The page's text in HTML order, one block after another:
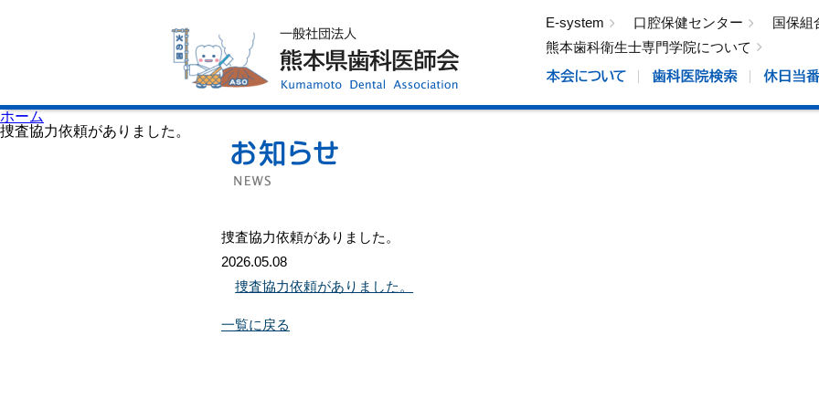
E-system 口腔保健センター
国保組
熊本歯科衛生士専門学院について
ホーム
捜査協力依頼がありました。
捜査協力依頼がありました。
2026.05.08
捜査協力依頼がありました。
一覧に戻る
歯科医院検索
休日当番医
イベント案内
歯の豆知識
口腔保健センター
国保組合からのお知らせ
熊本歯科衛生士専門学院
会員専用ページ
プライバシーポリシー
サイトマップ